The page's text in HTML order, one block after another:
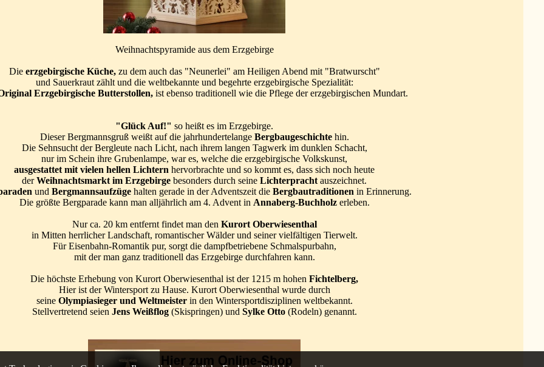
Weihnachtspyramide aus dem Erzgebirge
Die erzgebirgische Küche,zu dem auch das "Neunerlei" am Heiligen Abend mit "Bratwurscht"
und Sauerkraut zählt und die weltbekannte und begehrte erzgebirgische Spezialität:
Erzgebirgische Butterstollen,ist ebenso traditionell wie die Pflege der erzgebirgischen Mundart.
"Glück Auf!" so heißt es im Erzgebirge.
Dieser Bergmannsgruß weißt auf die jahrhundertelange Bergbaugeschichtehin.
Die Sehnsucht der Bergleute nach Licht, nach ihrem langen Tagwerk im dunklen Schacht,
nur im Schein ihre Grubenlampe, war es, welche die erzgebirgische Volkskunst,
ausgestattet mit vielen hellen Lichtern hervorbrachte und so kommt es, dass sich noch heute
derWeihnachtsmarkt im Erzgebirge besonders durch seine Lichterpracht auszeichnet.
und Bergmannsaufzügehalten gerade in der Adventszeit die Bergbautraditionen in Erinnerung.
Die größte Bergparade kann man alljährlich am 4. Advent in Annaberg-Buchholzerleben.
Nur ca. 20 km entfernt findet man den Kurort Oberwiesenthal
in Mitten herrlicher Landschaft, romantischer Wälder und seiner vielfältigen Tierwelt.
Für Eisenbahn-Romantik pur, sorgt die dampfbetriebene Schmalspurbahn,
mit der man ganz traditionell das Erzgebirge durchfahren kann.
Die höchste Erhebung von Kurort Oberwiesenthal ist der 1215 m hohen Fichtelberg,
Hier ist der Wintersport zu Hause. Kurort Oberwiesenthal wurde durch
seine Olympiasieger und Weltmeisterin den Wintersportdisziplinen weltbekannt.
Stellvertretend seien Jens Weißflog(Skispringen) und Sylke Otto(Rodeln) genannt.